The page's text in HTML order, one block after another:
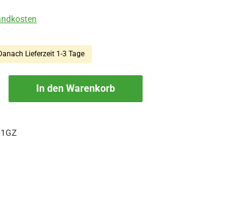
Lieferzeit 1-3 Tage
Wert ein oder benutze die Schaltflächen um die
In den Warenkorb